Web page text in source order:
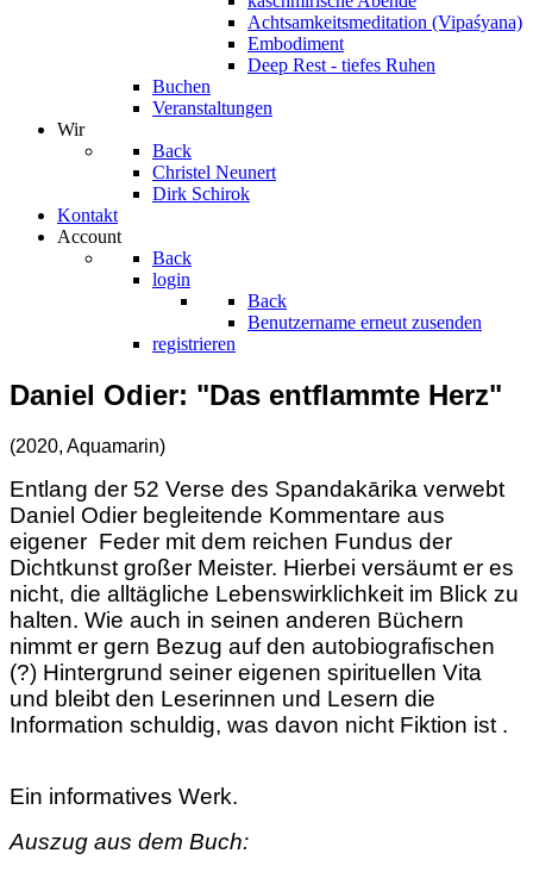
Achtsamkeitsmeditation (Vipaśyana)
Embodiment
Deep Rest - tiefes Ruhen
Buchen
Veranstaltungen
Wir
Back
Christel Neunert
Dirk Schirok
Kontakt
Account
Back
login
Back
Benutzername erneut zusenden
registrieren
Daniel Odier: "Das entflammte Herz"
(2020, Aquamarin)
Entlang der 52 Verse des Spandakārika verwebt
Daniel Odier begleitende Kommentare aus
eigener Feder mit dem reichen Fundus der
Dichtkunst großer Meister. Hierbei versäumt er es
nicht, die alltägliche Lebenswirklichkeit im Blick zu
halten. Wie auch in seinen anderen Büchern
nimmt er gern Bezug auf den autobiografischen
(?) Hintergrund seiner eigenen spirituellen Vita
und bleibt den Leserinnen und Lesern die
Information schuldig, was davon nicht Fiktion ist .
Ein informatives Werk.
Auszug aus dem Buch: